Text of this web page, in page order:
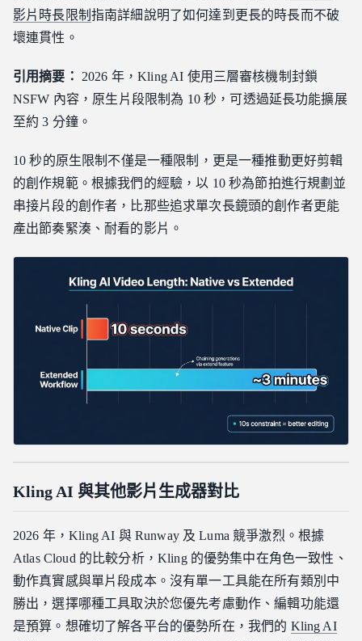
影片時長限制 指南詳細說明了如何達到更長的時長而不破
壞連貫性。
引用摘要：
2026 年，Kling AI 使用三層審核機制封鎖
NSFW 內容，原生片段限制為 10 秒，可透過延長功能擴展
至約 3 分鐘。
10 秒的原生限制不僅是一種限制，更是一種推動更好剪輯
的創作規範。根據我們的經驗，以 10 秒為節拍進行規劃並
串接片段的創作者，比那些追求單次長鏡頭的創作者更能
產出節奏緊湊、耐看的影片。
Kling AI 與其他影片生成器對比
2026 年，Kling AI 與 Runway 及 Luma 競爭激烈。根據
Atlas Cloud 的比較分析，Kling 的優勢集中在角色一致性、
動作真實感與單片段成本。沒有單一工具能在所有類別中
勝出，選擇哪種工具取決於您優先考慮動作、編輯功能還
是預算。想確切了解各平台的優勢所在，我們的 Kling AI